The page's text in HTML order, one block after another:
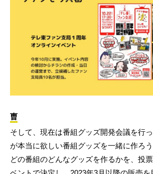
曺
そして、現在は番組グッズ開発会議を行
が本当に欲しい番組グッズを一緒に作ろう
どの番組のどんなグッズを作るかを、投